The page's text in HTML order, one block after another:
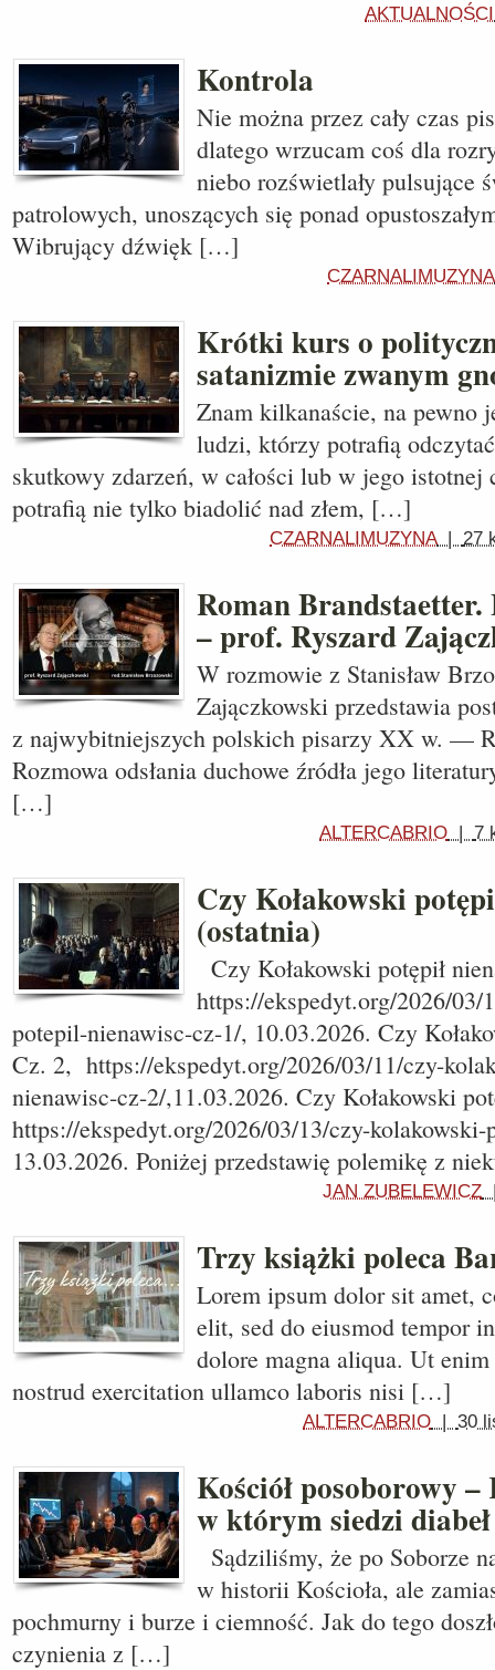
AKTUALNOŚCI
Kontrola
Nie można przez cały czas
dlatego wrzucam coś dla
niebo rozświetlały pulsujące
patrolowych, unoszących się ponad
Wibrujący dźwięk […]
CZARNALIMUZYNA
Krótki kurs o
satanizmie zwanym
Znam kilkanaście, na pewno
ludzi, którzy potrafią
skutkowy zdarzeń, w całości lub w jego istotnej
potrafią nie tylko biadolić nad złem, […]
CZARNALIMUZYNA| 27
Roman
– prof. Ryszard
W rozmowie z Stanisław
Zajączkowski przedstawia
z najwybitniejszych polskich pisarzy XX w. —
Rozmowa odsłania duchowe źródła jego
[…]
ALTERCABRIO | 7
Czy Kołakowski
(ostatnia)
Czy Kołakowski potępił
https://ekspedyt.org/2026/03/
potepil-nienawisc-cz-1/, 10.03.2026. Czy
Cz. 2, https://ekspedyt.org/2026/03/11/czy-
nienawisc-cz-2/,11.03.2026. Czy Kołakowski
https://ekspedyt.org/2026/03/13/czy-
13.03.2026. Poniżej przedstawię polemikę z
JAN ZUBELEWICZ
Trzy książki poleca
Lorem ipsum dolor sit amet,
elit, sed do eiusmod tempor
dolore magna aliqua. Ut
nostrud exercitation ullamco laboris nisi […]
ALTERCABRIO | 30
Kościół posoborowy
w którym siedzi diabeł
Sądziliśmy, że po Soborze
w historii Kościoła, ale
pochmurny i burze i ciemność. Jak do tego
czynienia z […]